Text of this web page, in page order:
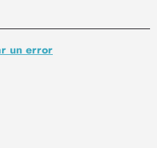
un error